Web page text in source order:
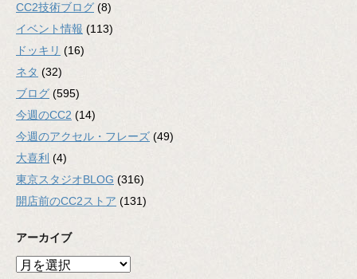
CC2技術ブログ (8)
イベント情報 (113)
ドッキリ (16)
ネタ (32)
ブログ (595)
今週のCC2 (14)
今週のアクセル・フレーズ (49)
大喜利 (4)
東京スタジオBLOG (316)
開店前のCC2ストア (131)
アーカイブ
ア